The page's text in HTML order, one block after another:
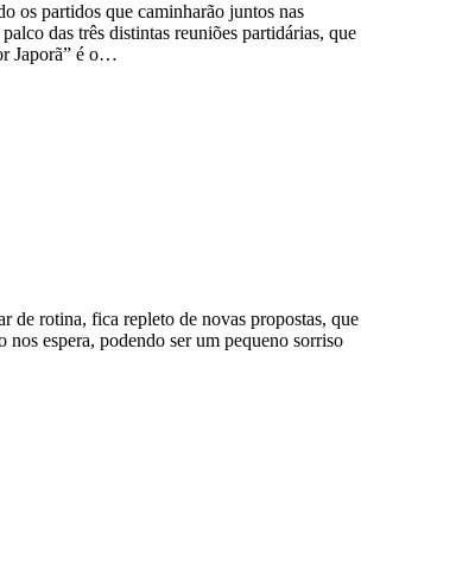
os partidos que caminharão juntos nas
das três distintas reuniões partidárias, que
Japorã” é o…
de rotina, fica repleto de novas propostas, que
espera, podendo ser um pequeno sorriso